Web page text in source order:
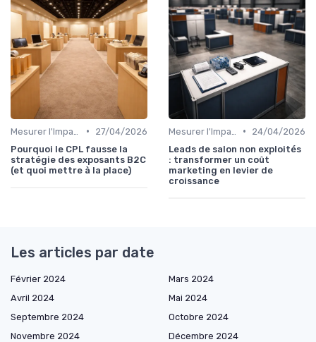
•
27/04/2026
Pourquoi le CPL fausse la
stratégie des exposants B2C
(et quoi mettre à la place)
•
24/04/2026
Leads de salon non exploités
: transformer un coût
marketing en levier de
croissance
Les articles par date
Février 2024
Mars 2024
Avril 2024
Mai 2024
Septembre 2024
Octobre 2024
Novembre 2024
Décembre 2024